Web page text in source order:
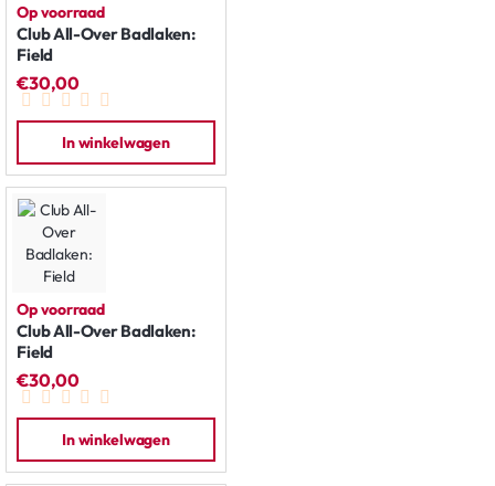
Op voorraad
Club All-Over Badlaken:
Field
€30,00
In winkelwagen
Op voorraad
Club All-Over Badlaken:
Field
€30,00
In winkelwagen